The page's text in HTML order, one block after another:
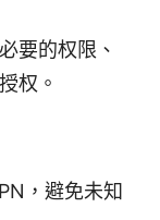
要的权限、
权。
，避免未知